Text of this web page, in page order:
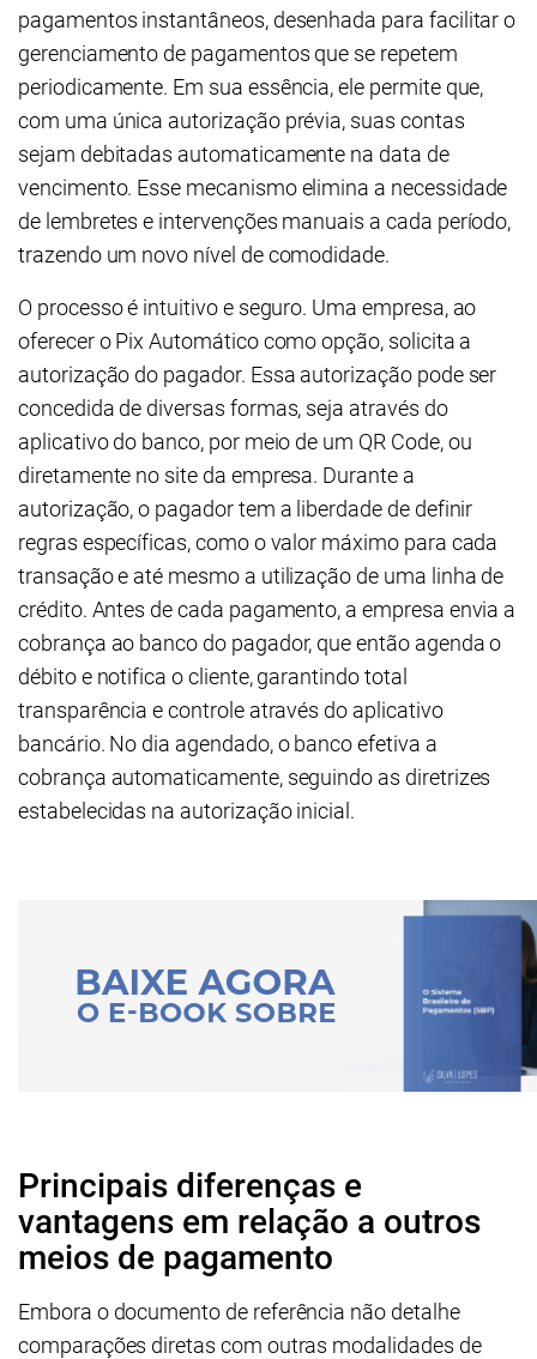
pagamentos instantâneos, desenhada para facilitar o
gerenciamento de pagamentos que se repetem
periodicamente. Em sua essência, ele permite que,
com uma única autorização prévia, suas contas
sejam debitadas automaticamente na data de
vencimento. Esse mecanismo elimina a necessidade
de lembretes e intervenções manuais a cada período,
trazendo um novo nível de comodidade.
O processo é intuitivo e seguro. Uma empresa, ao
oferecer o Pix Automático como opção, solicita a
autorização do pagador. Essa autorização pode ser
concedida de diversas formas, seja através do
aplicativo do banco, por meio de um QR Code, ou
diretamente no site da empresa. Durante a
autorização, o pagador tem a liberdade de definir
regras específicas, como o valor máximo para cada
transação e até mesmo a utilização de uma linha de
crédito. Antes de cada pagamento, a empresa envia a
cobrança ao banco do pagador, que então agenda o
débito e notifica o cliente, garantindo total
transparência e controle através do aplicativo
bancário. No dia agendado, o banco efetiva a
cobrança automaticamente, seguindo as diretrizes
estabelecidas na autorização inicial.
Principais diferenças e
vantagens em relação a outros
meios de pagamento
Embora o documento de referência não detalhe
comparações diretas com outras modalidades de